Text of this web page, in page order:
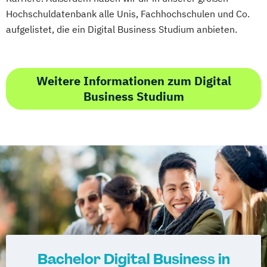
Literatur- und Kulturwissenschaft/Literary
and Cultural Studies
Mathematik
Mathematik (Lehramt)
Molecular Biology (EN)
Molekulare Biowissenschaften
Musik- und Tanzwissenschaft
Performative und Intermediale Musik- und
Tanzwissenschaft
Philosophie Philosophie an der KTH
Philosophy (EN) Physik (Lehramt)
Political Science (EN)
Political Science – Integration and
Governance (EN)
Hochschuldatenbank alle Unis, Fachhochschulen und Co.
aufgelistet, die ein Digital Business Studium anbieten.
Weitere Informationen zum Digital
Business Studium
Bachelor Digital Business in